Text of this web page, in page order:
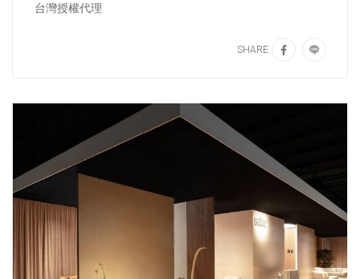
台灣授權代理
SHARE